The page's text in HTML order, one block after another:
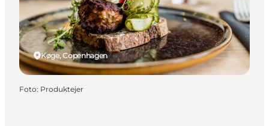
Planera resan
Køge, Copenhagen
Foto: Produktejer